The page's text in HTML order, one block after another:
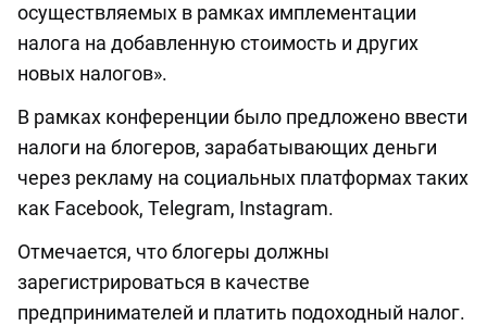
осуществляемых в рамках имплементации
налога на добавленную стоимость и других
новых налогов».
В рамках конференции было предложено ввести
налоги на блогеров, зарабатывающих деньги
через рекламу на социальных платформах таких
как Facebook, Telegram, Instagram.
Отмечается, что блогеры должны
зарегистрироваться в качестве
предпринимателей и платить подоходный налог.